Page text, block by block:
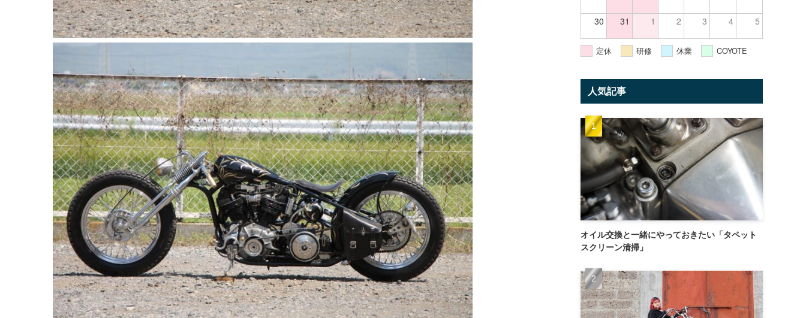
30 31 1 2 3 4 5
定休 研修 休業 COYOTE
人気記事
オイル交換と一緒にやっておきたい「タペット
スクリーン清掃」